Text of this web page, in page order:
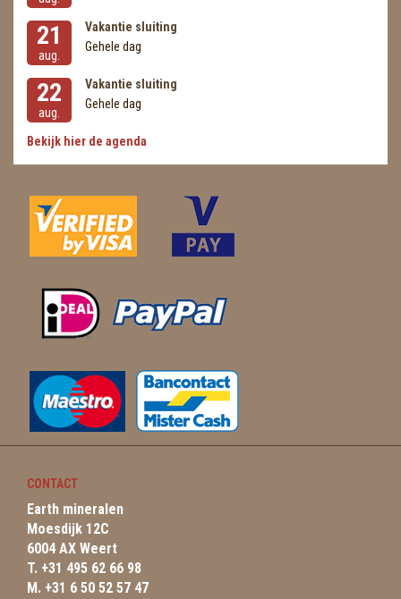
21
aug.
Vakantie sluiting
Gehele dag
22
aug.
Vakantie sluiting
Gehele dag
Bekijk hier de agenda
CONTACT
Earth mineralen
Moesdijk 12C
6004 AX Weert
T. +31 495 62 66 98
M. +31 6 50 52 57 47